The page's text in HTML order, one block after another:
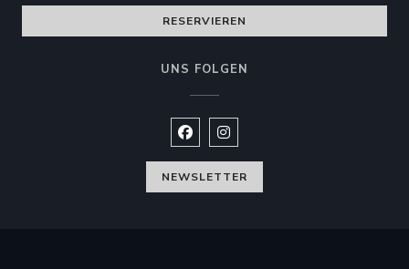
RESERVIEREN
UNS FOLGEN
Facebook ((öffnet ein neues
Instagram ((öffnet ein neues
NEWSLETTER